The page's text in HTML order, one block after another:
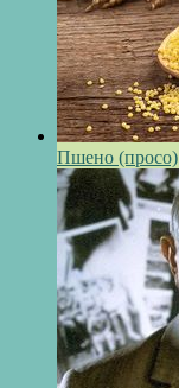
Пшено (просо)